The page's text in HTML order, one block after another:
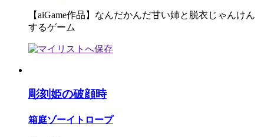
【aiGame作品】なんだかんだ甘い姉と脱衣じゃんけん
するゲーム
彫刻姫の破顔時
箱庭ゾーイトロープ